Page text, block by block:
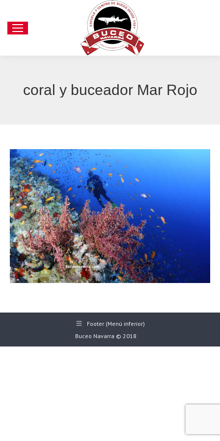
coral y buceador Mar Rojo
Footer (Menú inferior)
Buceo Navarra © 2018